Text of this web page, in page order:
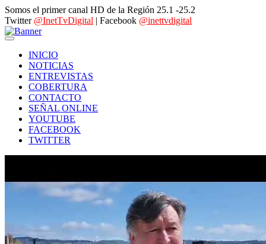
Somos el primer canal HD de la Región 25.1 -25.2
Twitter @InetTvDigital | Facebook @inettvdigital
INICIO
NOTICIAS
ENTREVISTAS
COBERTURA
CONTACTO
SEÑAL ONLINE
YOUTUBE
FACEBOOK
TWITTER